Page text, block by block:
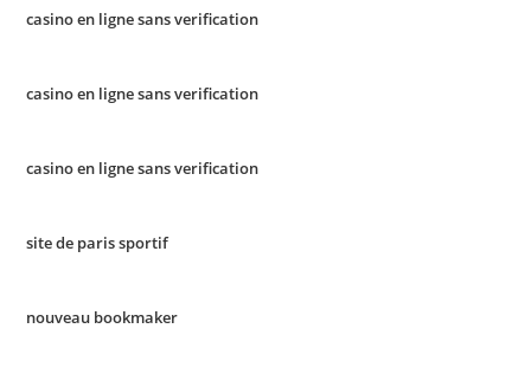
casino en ligne sans verification
casino en ligne sans verification
casino en ligne sans verification
site de paris sportif
nouveau bookmaker